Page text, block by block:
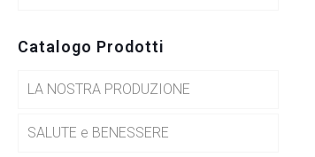
Catalogo Prodotti
LA NOSTRA PRODUZIONE
SALUTE e BENESSERE